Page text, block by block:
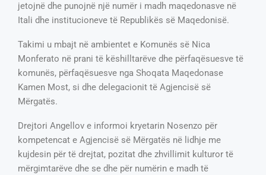
jetojnë dhe punojnë një numër i madh maqedonasve në
Itali dhe institucioneve të Republikës së Maqedonisë.
Takimi u mbajt në ambientet e Komunës së Nica
Monferato në prani të këshilltarëve dhe përfaqësuesve të
komunës, përfaqësuesve nga Shoqata Maqedonase
Kamen Most, si dhe delegacionit të Agjencisë së
Mërgatës.
Drejtori Angellov e informoi kryetarin Nosenzo për
kompetencat e Agjencisë së Mërgatës në lidhje me
kujdesin për të drejtat, pozitat dhe zhvillimit kulturor të
mërgimtarëve dhe se dhe për numërin e madh të